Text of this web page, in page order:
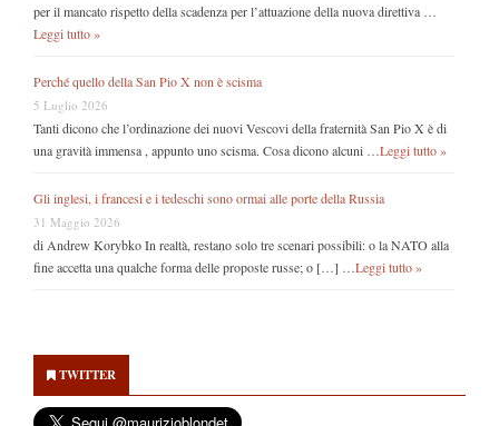
per il mancato rispetto della scadenza per l’attuazione della nuova direttiva …
Leggi tutto »
Perché quello della San Pio X non è scisma
5 Luglio 2026
Tanti dicono che l’ordinazione dei nuovi Vescovi della fraternità San Pio X è di
una gravità immensa , appunto uno scisma. Cosa dicono alcuni … Leggi tutto »
Gli inglesi, i francesi e i tedeschi sono ormai alle porte della Russia
31 Maggio 2026
di Andrew Korybko In realtà, restano solo tre scenari possibili: o la NATO alla
fine accetta una qualche forma delle proposte russe; o […] … Leggi tutto »
Sidebar
TWITTER